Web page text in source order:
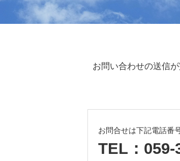
お問い合わせの送信
お問合せは下記電話番
TEL：059-